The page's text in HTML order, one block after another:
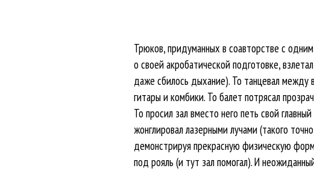
Трюков, придуманных в соавторстве с
о своей акробатической подготовке,
даже сбилось дыхание). То танцевал между
гитары и комбики. То балет потрясал
То просил зал вместо него петь свой
жонглировал лазерными лучами (такого
демонстрируя прекрасную физическую
под рояль (и тут зал помогал). И